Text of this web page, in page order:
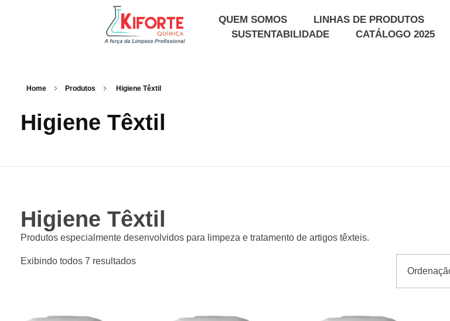
QUEM SOMOS LINHAS DE PRODUTOS
SUSTENTABILIDADE
CATÁLOGO 2025
Home Produtos Higiene Têxtil
Higiene Têxtil
Higiene Têxtil
Produtos especialmente desenvolvidos para limpeza e tratamento de artigos têxteis.
Exibindo todos 7 resultados